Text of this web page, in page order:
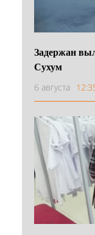
Задержан
Сухум
6 августа